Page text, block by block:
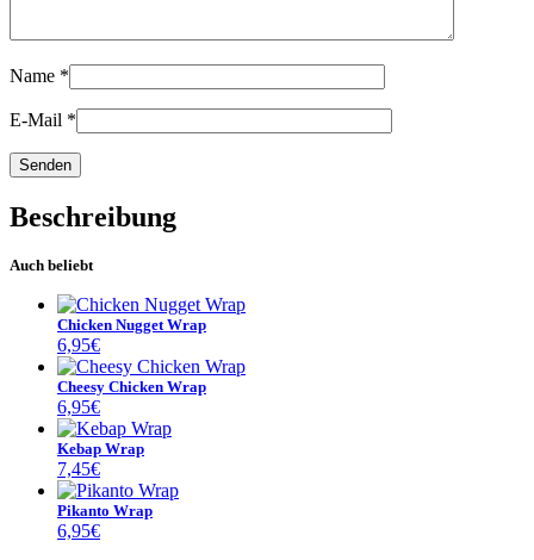
Name *
E-Mail *
Beschreibung
Auch beliebt
Chicken Nugget Wrap
6,95€
Cheesy Chicken Wrap
6,95€
Kebap Wrap
7,45€
Pikanto Wrap
6,95€